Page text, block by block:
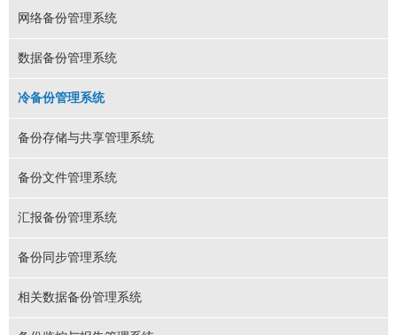
网络备份管理系统
数据备份管理系统
冷备份管理系统
备份存储与共享管理系统
备份文件管理系统
汇报备份管理系统
备份同步管理系统
相关数据备份管理系统